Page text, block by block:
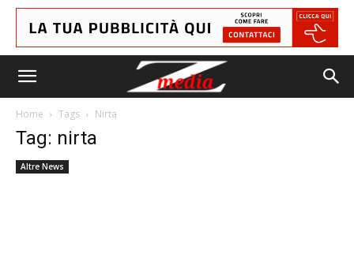
Home Tags Nirta
Tag: nirta
Altre News